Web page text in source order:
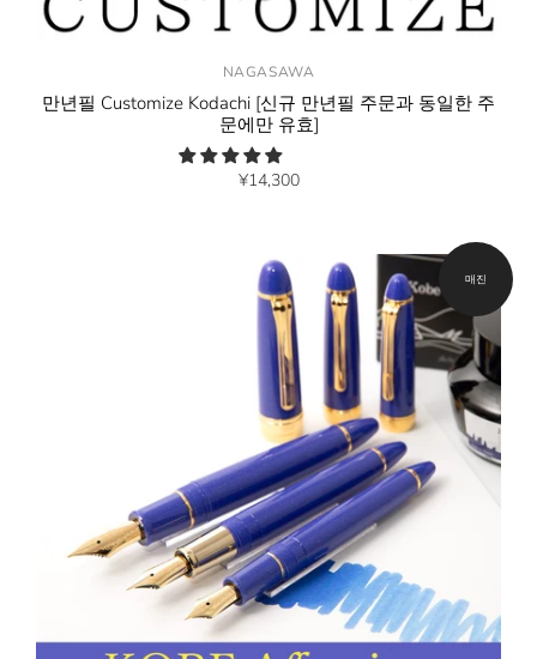
NAGASAWA
만년필 Customize Kodachi [신규 만년필 주문과 동일한 주
문에만 유효]
¥14,300